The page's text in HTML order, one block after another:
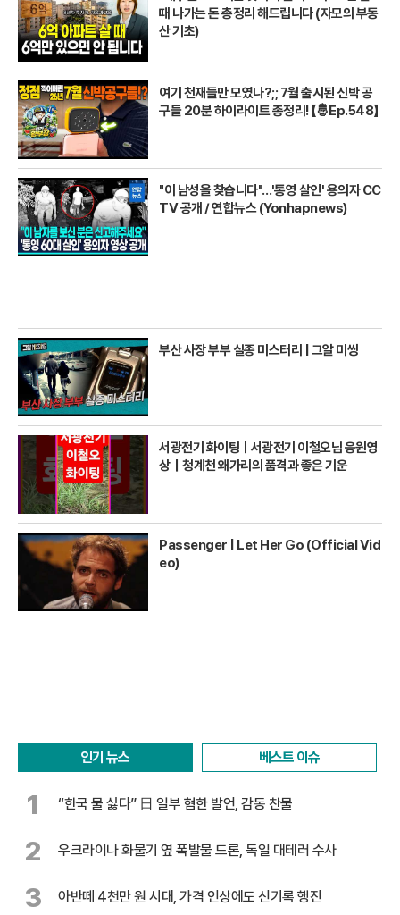
때 나가는 돈 총정리 해드립니다 (자모의 부동
산 기초)
여기 천재들만 모였나?;; 7월 출시된 신박 공
구들 20분 하이라이트 총정리! 【🤴Ep.548】
"이 남성을 찾습니다"…'통영 살인' 용의자 CC
TV 공개 / 연합뉴스 (Yonhapnews)
부산 사장 부부 실종 미스터리 | 그알 미씽
서광전기 화이팅ㅣ서광전기 이철오님 응원영
상｜청계천 왜가리의 품격과 좋은 기운
Passenger | Let Her Go (Official Vid
eo)
인기 뉴스 베스트 이슈
1 “한국 물 싫다” 日 일부 혐한 발언, 감동 찬물
2 우크라이나 화물기 옆 폭발물 드론, 독일 대테러 수사
3 아반떼 4천만 원 시대, 가격 인상에도 신기록 행진